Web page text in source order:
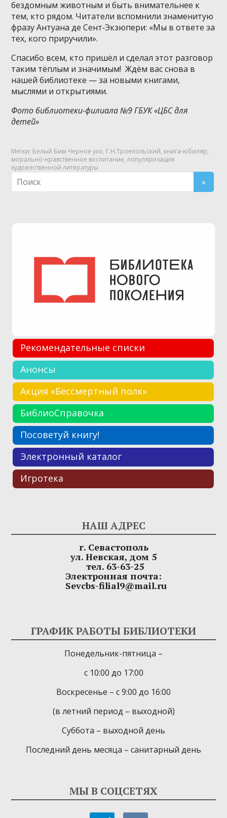
бездомным животным и быть внимательнее к
тем, кто рядом. Читатели вспомнили знаменитую
фразу Антуана де Сент‑Экзюпери: «Мы в ответе за
тех, кого приручили».
Спасибо всем, кто пришёл и сделал этот разговор
таким тёплым и значимым!Ждём вас снова в
нашей библиотеке — за новыми книгами,
мыслями и открытиями.
Фото библиотеки-филиала №9 ГБУК «ЦБС для
детей»
Метки: Белый Бим Черное ухо, Г.Н.Троепольский, книга-юбиляр,
морально-нравственное воспитание, популяризация
художественной литературы
Рекомендательные списки
Анонсы
Акция «Бессмертный полк»
БиблиоСправочка
Посоветуй книгу!
Электронный каталог
Игротека
НАШ АДРЕС
г. Севастополь
ул. Невская, дом 5
тел. 63-63-25
Электронная почта:
Sevcbs-filial9@mail.ru
ГРАФИК РАБОТЫ БИБЛИОТЕКИ
Понедельник-пятница –
с 10:00 до 17:00
Воскресенье – с 9:00 до 16:00
(в летний период – выходной)
Суббота – выходной день
Последний день месяца – санитарный день
МЫ В СОЦСЕТЯХ